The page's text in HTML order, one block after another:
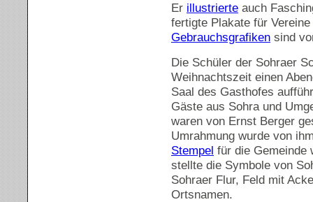
Er illustrierte auch
fertigte Plakate für
Gebrauchsgrafiken sind
Die Schüler der Sohraer
Weihnachtszeit einen
Saal des Gasthofes
Gäste aus Sohra und
waren von Ernst Berger
Umrahmung wurde von
Stempel für die Gemeinde
stellte die Symbole von
Sohraer Flur, Feld mit
Ortsnamen.